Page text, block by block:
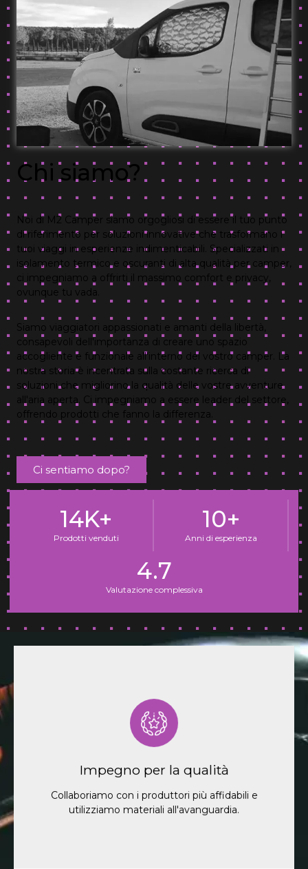
Chi siamo?
Noi di M2 Camper siamo orgogliosi di essere il tuo punto
di riferimento per soluzioni innovative che trasformano i
tuoi viaggi in esperienze indimenticabili. Specializzati in
isolamento termico e oscuranti di alta qualità per camper,
ci impegniamo a offrirti il massimo comfort e privacy,
ovunque tu vada.
Siamo viaggiatori appassionati e amanti della libertà,
consapevoli dell'importanza di creare uno spazio
accogliente e funzionale all'interno del vostro camper. La
nostra storia è incentrata sulla costante ricerca di
soluzioni che migliorino la qualità delle vostre avventure
all'aria aperta. Ci impegniamo a essere leader del settore,
offrendo prodotti che fanno la differenza.
Ci sentiamo dopo?
Prodotti venduti
14K+
Anni di esperienza
10+
Valutazione complessiva
4.7
Impegno per la qualità
Collaboriamo con i produttori più affidabili e
utilizziamo materiali all'avanguardia.
Collaboriamo con i produttori più affidabili e
utilizziamo materiali all'avanguardia per garantire
che ogni isolante termico e oscurante che
Noi di M2 Camper crediamo che la qualità non
riguardi solo ciò che vendiamo, ma anche il modo
di viaggio.